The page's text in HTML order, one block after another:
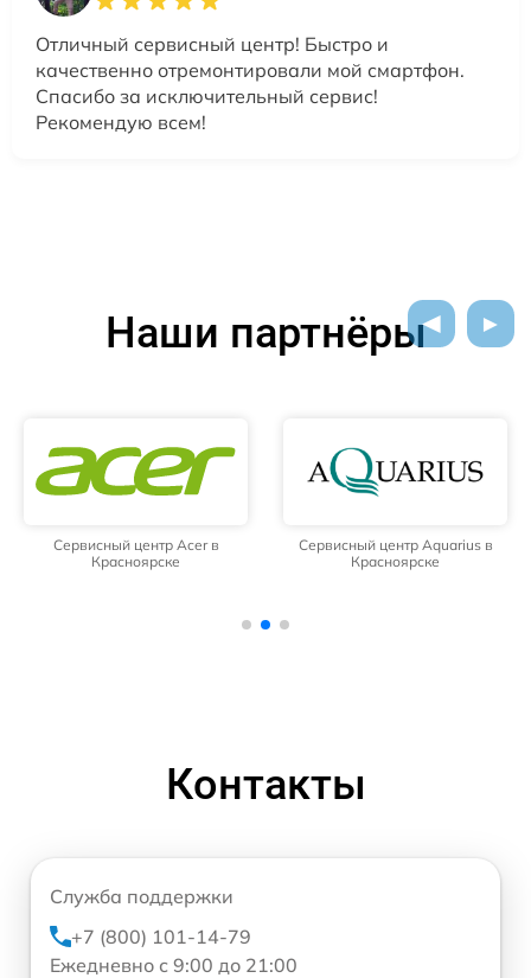
Отличный сервисный центр! Быстро и
качественно отремонтировали мой смартфон.
Спасибо за исключительный сервис!
Рекомендую всем!
Наши партнёры
Сервисный центр Acer в
Красноярске
Сервисный центр Aquarius в
Красноярске
Контакты
Служба поддержки
+7 (800) 101-14-79
Ежедневно с 9:00 до 21:00